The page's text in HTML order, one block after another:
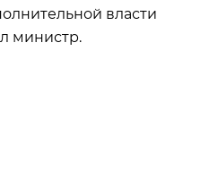
власти
министр.